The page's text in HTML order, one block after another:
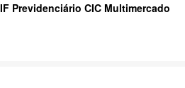
Previdenciário CIC Multimercado